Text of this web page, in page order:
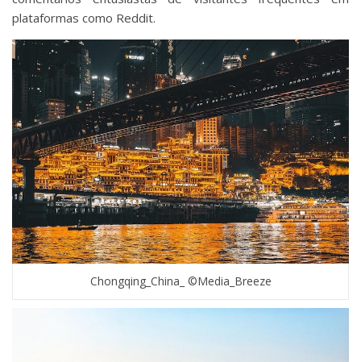
plataformas como Reddit.
Chongqing_China_ ©Media_Breeze